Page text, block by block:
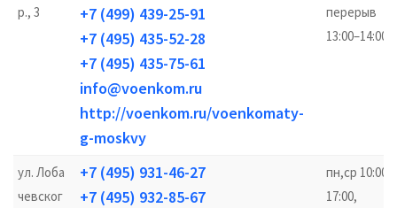
р., 3
+7 (499) 439-25-91
+7 (495) 435-52-28
+7 (495) 435-75-61
info@voenkom.ru
http://voenkom.ru/voenkomaty-
g-moskvy
перерыв
13:00–14:00
ул. Лоба
чевског
+7 (495) 931-46-27
+7 (495) 932-85-67
пн,ср 10:00–
17:00,